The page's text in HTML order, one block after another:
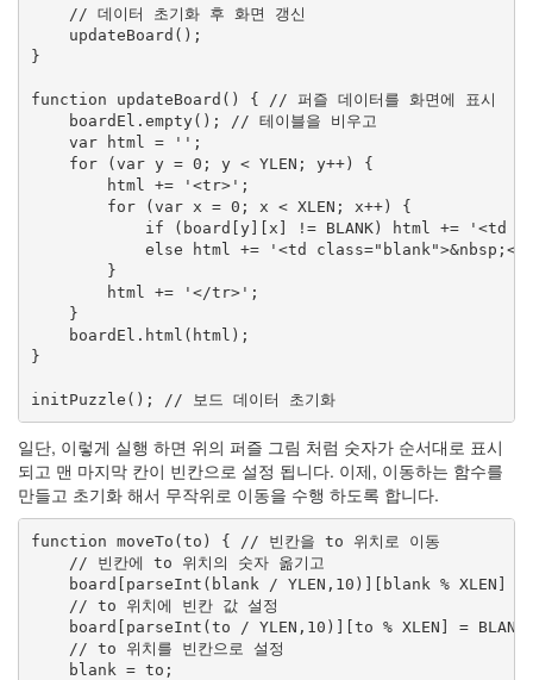
    // 데이터 초기화 후 화면 갱신
    updateBoard();
}
function updateBoard() { // 퍼즐 데이터를 화면에 표시
    boardEl.empty(); // 테이블을 비우고
    var html = '';
    for (var y = 0; y < YLEN; y++) {
        html += '<tr>';
        for (var x = 0; x < XLEN; x++) {
if (board[y][x] != BLANK) html += '<td
else html += '<td class="blank">&nbsp;</
        }
        html += '</tr>';
    }
    boardEl.html(html);
}
initPuzzle(); // 보드 데이터 초기화
일단, 이렇게 실행 하면 위의 퍼즐 그림 처럼 숫자가 순서대로 표시
되고 맨 마지막 칸이 빈칸으로 설정 됩니다. 이제, 이동하는 함수를
만들고 초기화 해서 무작위로 이동을 수행 하도록 합니다.
function moveTo(to) { // 빈칸을 to 위치로 이동
    // 빈칸에 to 위치의 숫자 옮기고
board[parseInt(blank / YLEN,10)][blank % XLEN]
    // to 위치에 빈칸 값 설정
board[parseInt(to / YLEN,10)][to % XLEN] =
    // to 위치를 빈칸으로 설정
    blank = to;